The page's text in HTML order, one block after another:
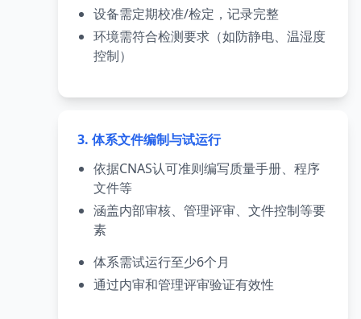
设备需定期校准/检定，记录完整
环境需符合检测要求（如防静电、温湿度
控制）
3. 体系文件编制与试运行
依据CNAS认可准则编写质量手册、程序
文件等
涵盖内部审核、管理评审、文件控制等要
素
体系需试运行至少6个月
通过内审和管理评审验证有效性